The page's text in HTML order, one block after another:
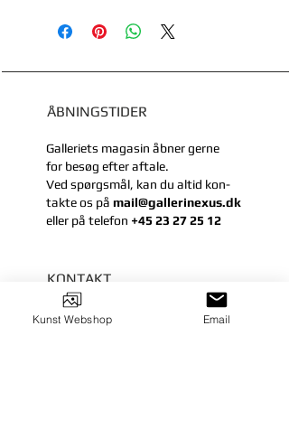
KONTAKT
Galleri Nexus
ÅBNINGSTIDER
Galleriets magasin åbner gerne
for besøg efter aftale.
Ved spørgsmål, kan du altid kon-
takteos på mail@gallerinexus.dk
eller på telefon +45 23 27 25 12
Kunst Webshop Email